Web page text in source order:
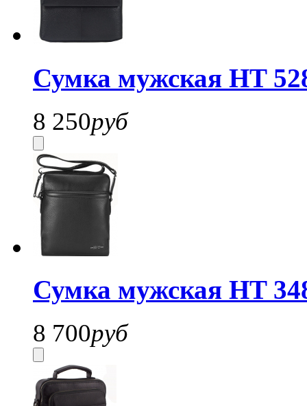
Сумка мужская HT
8 250руб
Сумка мужская HT
8 700руб